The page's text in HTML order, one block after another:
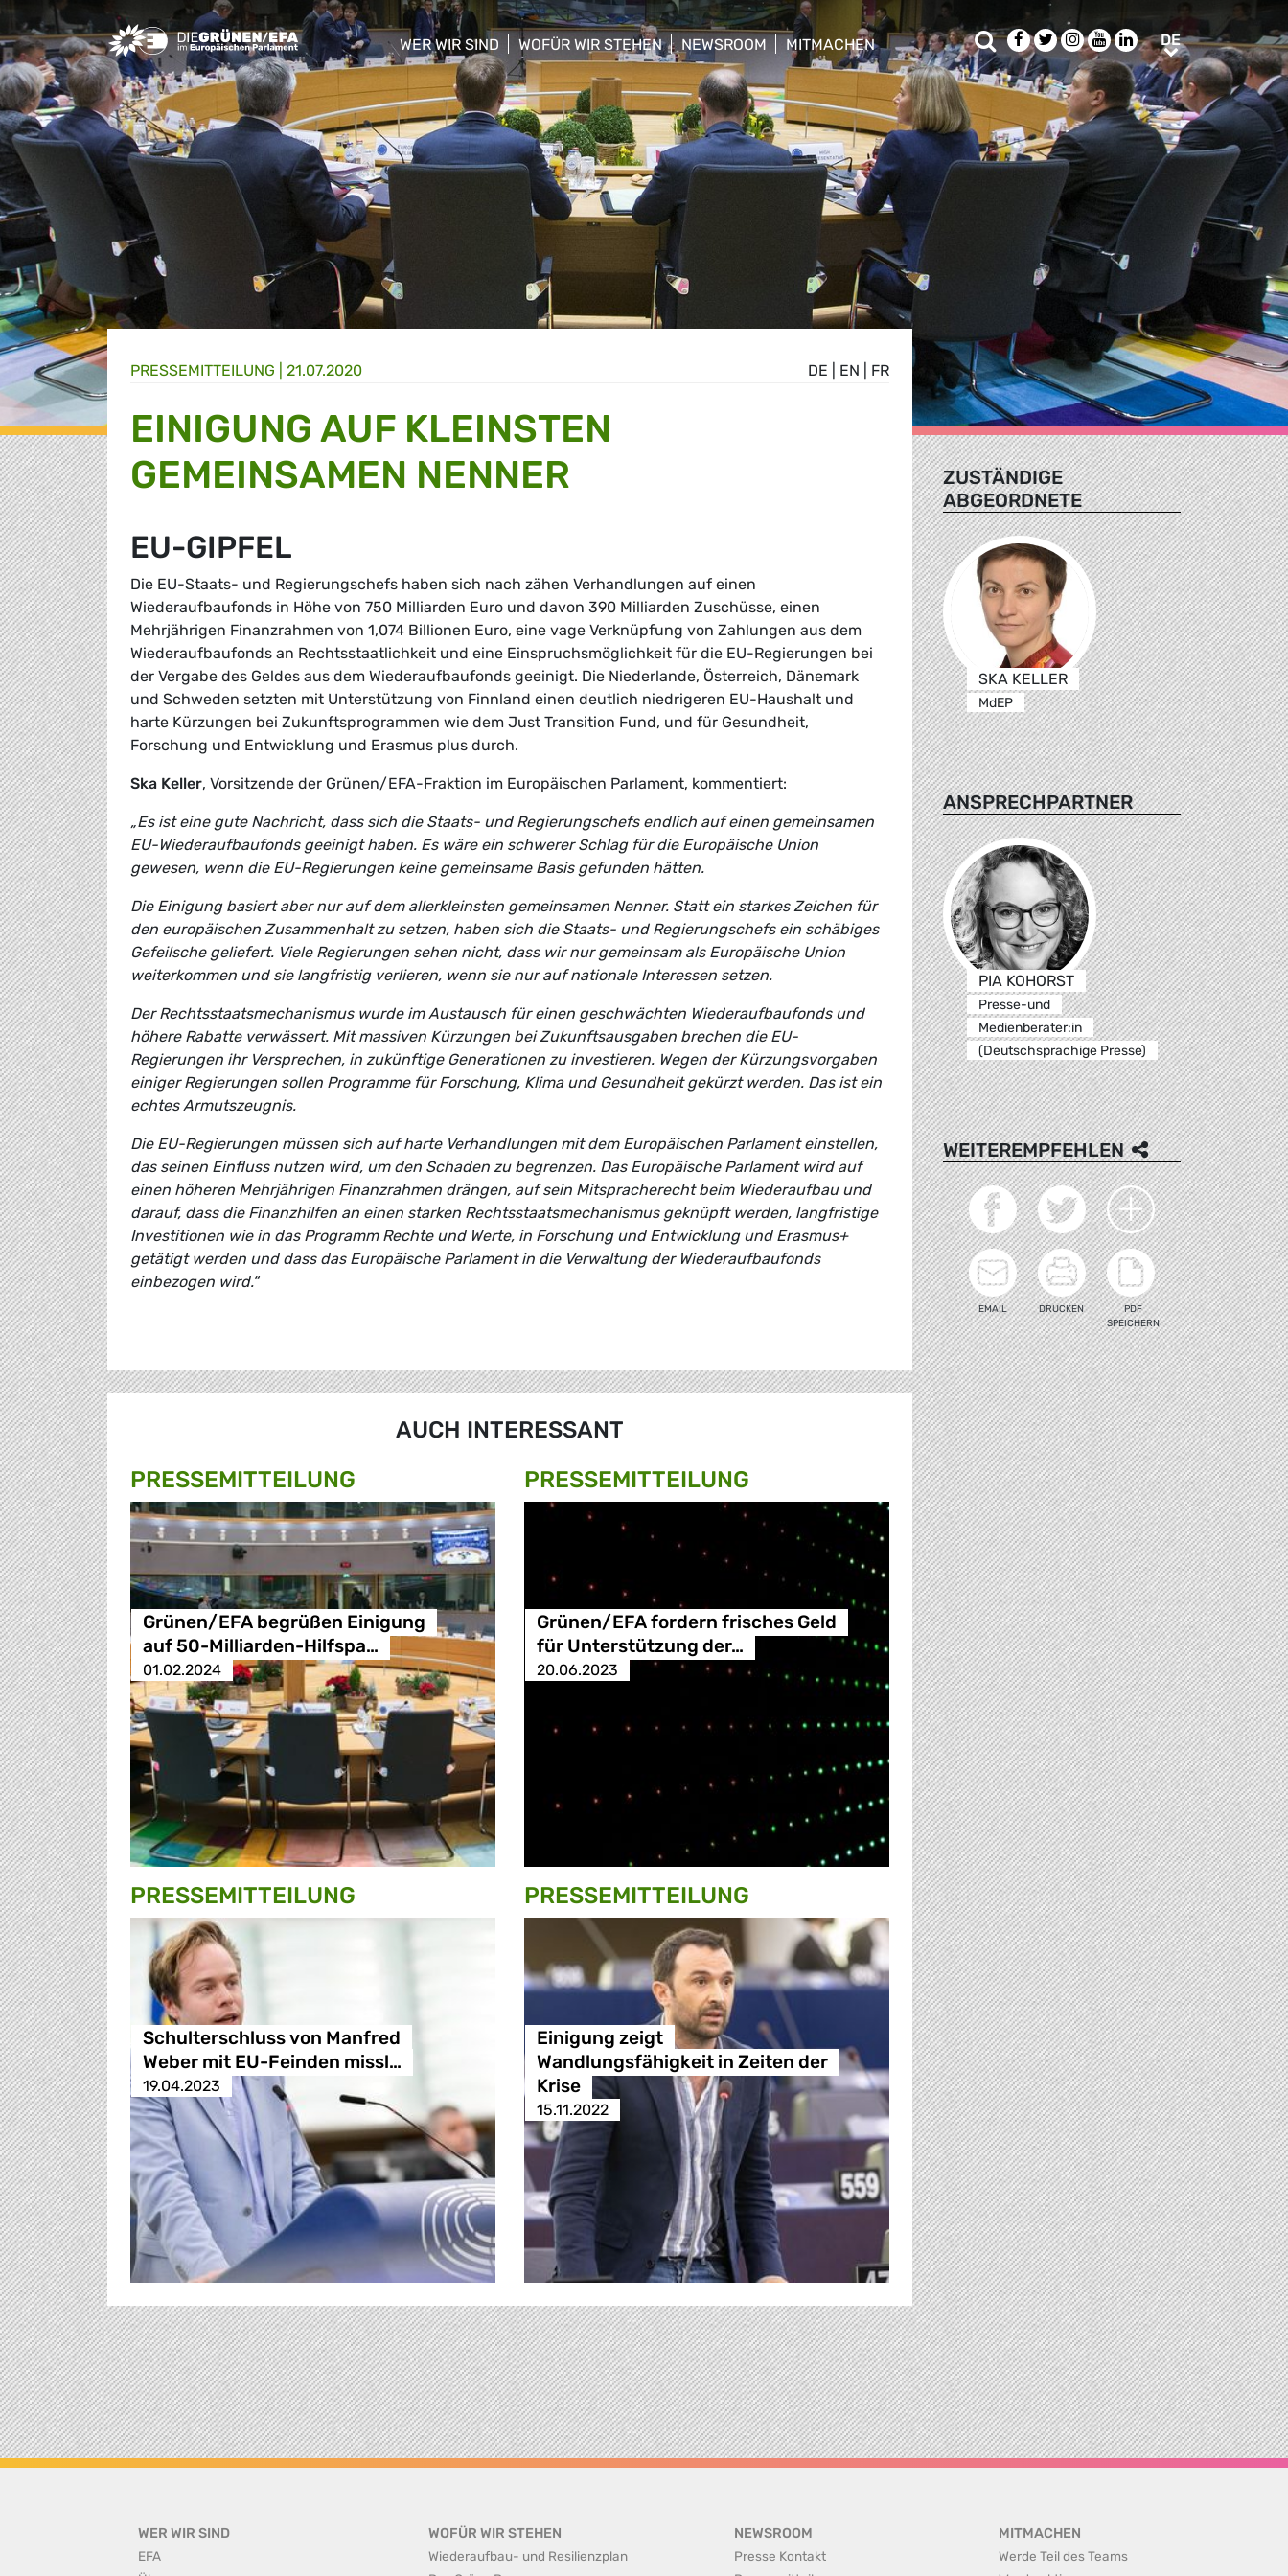
Greens/EFA Home
WER WIR SIND
show/hide sub menu
WOFÜR WIR STEHEN
show/hide sub menu
NEWSROOM
show/hide sub menu
MITMACHEN
show/hide sub menu
SucheFacebook
TwitterInstagram
Youtube
LinkedIn
DEDE
DE EN FR
PRESSE­MITTEILUNG 21.07.2020
EINIGUNG AUF KLEINSTEN
GEMEINSAMEN NENNER
EU-GIPFEL
Die EU-Staats- und Regierungschefs haben sich nach zähen Verhandlungen auf einen
Wiederaufbaufonds in Höhe von 750 Milliarden Euro und davon 390 Milliarden Zuschüsse, einen
Mehrjährigen Finanzrahmen von 1,074 Billionen Euro, eine vage Verknüpfung von Zahlungen aus dem
Wiederaufbaufonds an Rechtsstaatlichkeit und eine Einspruchsmöglichkeit für die EU-Regierungen bei
der Vergabe des Geldes aus dem Wiederaufbaufonds geeinigt. Die Niederlande, Österreich, Dänemark
und Schweden setzten mit Unterstützung von Finnland einen deutlich niedrigeren EU-Haushalt und
harte Kürzungen bei Zukunftsprogrammen wie dem Just Transition Fund, und für Gesundheit,
Forschung und Entwicklung und Erasmus plus durch.
Ska Keller, Vorsitzende der Grünen/EFA-Fraktion im Europäischen Parlament, kommentiert:
„Es ist eine gute Nachricht, dass sich die Staats- und Regierungschefs endlich auf einen gemeinsamen
EU-Wiederaufbaufonds geeinigt haben. Es wäre ein schwerer Schlag für die Europäische Union
gewesen, wenn die EU-Regierungen keine gemeinsame Basis gefunden hätten.
Die Einigung basiert aber nur auf dem allerkleinsten gemeinsamen Nenner. Statt ein starkes Zeichen für
den europäischen Zusammenhalt zu setzen, haben sich die Staats- und Regierungschefs ein schäbiges
Gefeilsche geliefert. Viele Regierungen sehen nicht, dass wir nur gemeinsam als Europäische Union
weiterkommen und sie langfristig verlieren, wenn sie nur auf nationale Interessen setzen.
Der Rechtsstaatsmechanismus wurde im Austausch für einen geschwächten Wiederaufbaufonds und
höhere Rabatte verwässert. Mit massiven Kürzungen bei Zukunftsausgaben brechen die EU-
Regierungen ihr Versprechen, in zukünftige Generationen zu investieren. Wegen der Kürzungsvorgaben
einiger Regierungen sollen Programme für Forschung, Klima und Gesundheit gekürzt werden. Das ist ein
echtes Armutszeugnis.
Die EU-Regierungen müssen sich auf harte Verhandlungen mit dem Europäischen Parlament einstellen,
das seinen Einfluss nutzen wird, um den Schaden zu begrenzen. Das Europäische Parlament wird auf
einen höheren Mehrjährigen Finanzrahmen drängen, auf sein Mitspracherecht beim Wiederaufbau und
darauf, dass die Finanzhilfen an einen starken Rechtsstaatsmechanismus geknüpft werden, langfristige
Investitionen wie in das Programm Rechte und Werte, in Forschung und Entwicklung und Erasmus+
getätigt werden und dass das Europäische Parlament in die Verwaltung der Wiederaufbaufonds
einbezogen wird.“
AUCH INTERESSANT
PRESSE­MITTEILUNG
Grünen/EFA begrüßen Einigung
auf 50-Milliarden-Hilfspa…
01.02.2024
PRESSE­MITTEILUNG
Grünen/EFA fordern frisches Geld
für Unterstützung der…
20.06.2023
PRESSE­MITTEILUNG
Schulterschluss von Manfred
Weber mit EU-Feinden missl…
19.04.2023
PRESSE­MITTEILUNG
Einigung zeigt
Wandlungsfähigkeit in Zeiten der
Krise
15.11.2022
ZUSTÄNDIGE
ABGEORDNETE
SKA KELLER
MdEP
ANSPRECHPARTNER
PIA KOHORST
Presse-und
Medienberater:in
(Deutschsprachige Presse)
WEITEREMPFEHLEN
EMAIL DRUCKEN
PDF
SPEICHERN
WER WIR SIND
EFA
WOFÜR WIR STEHEN
Wiederaufbau- und Resilienzplan
NEWSROOM
Presse Kontakt
MITMACHEN
Werde Teil des Teams